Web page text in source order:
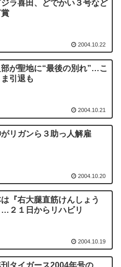
ジラ喜田、どでかい３号など
2004.10.22
が聖地に“最後の別れ”…こ
引退も
2004.10.21
がリガンら３助っ人解雇
2004.10.20
『右大腿直筋けんしょう
２１日からリハビリ
2004.10.19
タイガース2004年号の